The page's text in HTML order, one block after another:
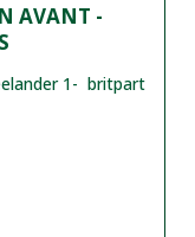
AVANT -
1- britpart